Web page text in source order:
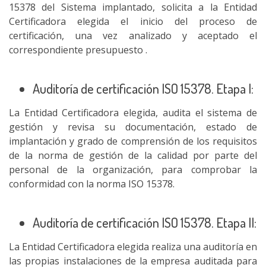
15378 del Sistema implantado, solicita a la Entidad
Certificadora elegida el inicio del proceso de
certificación, una vez analizado y aceptado el
correspondiente presupuesto .
Auditoría de certificación ISO 15378. Etapa I:
La Entidad Certificadora elegida, audita el sistema de
gestión y revisa su documentación, estado de
implantación y grado de comprensión de los requisitos
de la norma de gestión de la calidad por parte del
personal de la organización, para comprobar la
conformidad con la norma ISO 15378.
Auditoría de certificación ISO 15378. Etapa II:
La Entidad Certificadora elegida realiza una auditoría en
las propias instalaciones de la empresa auditada para